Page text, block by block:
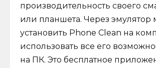
производительность своего
или планшета. Через эмулятор
установить Phone Clean на
использовать все его
на ПК. Это бесплатное